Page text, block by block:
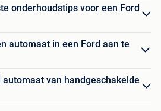
onderhoudstips voor een Ford
automaat in een Ford aan te
van handgeschakelde